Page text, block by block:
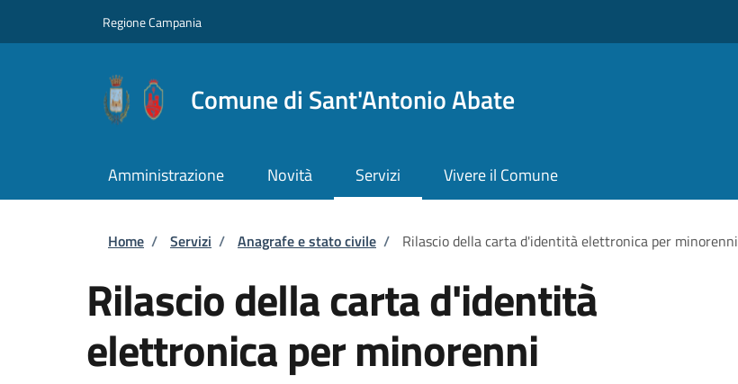
Regione Campania
Comune di Sant'Antonio Abate
Amministrazione Novità Servizi Vivere il Comune
Briciole di pane
Home / Servizi / Anagrafe e stato civile / Rilascio della carta d'identità elettronica per minorenni
Rilascio della carta d'identità
elettronica per minorenni